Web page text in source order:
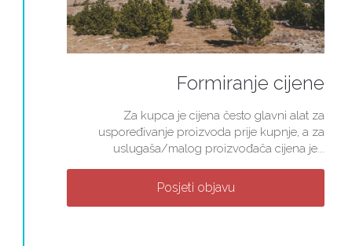
Formiranje cijene
Za kupca je cijena često glavni alat za
uspoređivanje proizvoda prije kupnje, a za
uslugaša/malog proizvođača cijena je...
Posjeti objavu